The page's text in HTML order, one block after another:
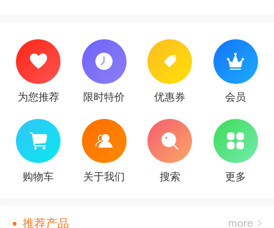
为您推荐 限时特价 优惠券 会员
购物车 关于我们 搜索 更多
推荐产品